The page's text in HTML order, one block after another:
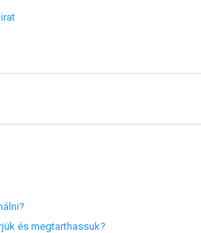
és megtarthassuk?